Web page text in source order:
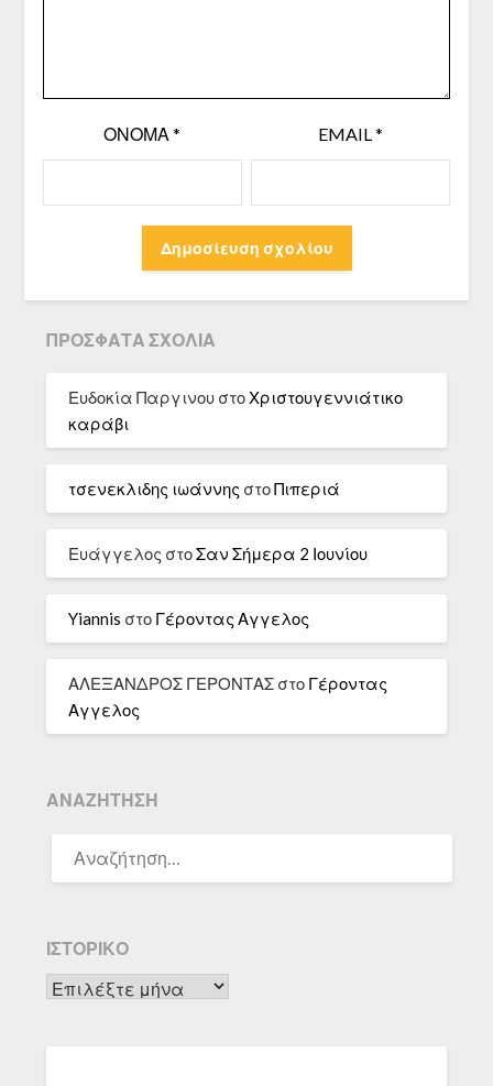
ΌΝΟΜΑ* EMAIL*
ΠΡΌΣΦΑΤΑ ΣΧΌΛΙΑ
Ευδοκία Παργινου στοΧριστουγεννιάτικο
καράβι
τσενεκλιδης ιωάννης στοΠιπεριά
Ευάγγελος στοΣαν Σήμερα 2 Ιουνίου
Yiannis στο Γέροντας Αγγελος
ΑΛΕΞΑΝΔΡΟΣ ΓΕΡΟΝΤΑΣ στο Γέροντας
Αγγελος
ΑΝΑΖΉΤΗΣΗ
ΓΙΑ:
ΙΣΤΟΡΙΚΌ
Ιστορικό